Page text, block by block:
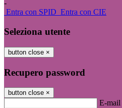
-
Entra con SPID Entra con CIE
Seleziona utente
button close ×
Recupero password
button close ×
E-mail